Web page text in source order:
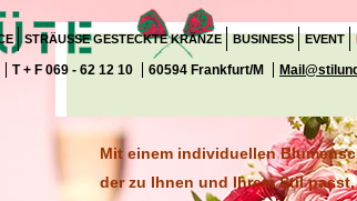
T + F 069 - 62 12 10 60594 Frankfurt/M
Mit einem individuellen
der zu Ihnen und Ihrem Stil passt,
STRÄUSSE GESTECKTE KRÄNZE BUSINESS EVENT